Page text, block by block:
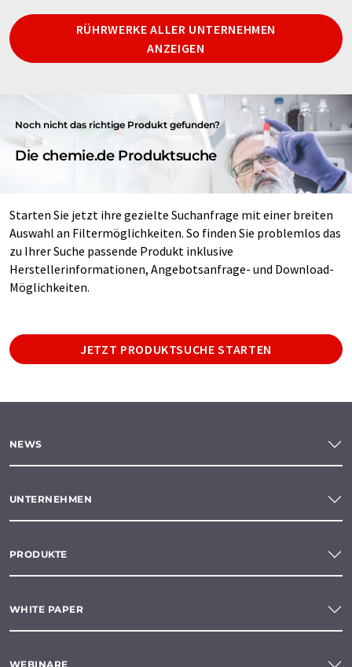
RÜHRWERKE ALLER UNTERNEHMEN
ANZEIGEN
Noch nicht das richtige Produkt gefunden?
Die chemie.de Produktsuche
Starten Sie jetzt ihre gezielte Suchanfrage mit einer breiten
Auswahl an Filtermöglichkeiten. So finden Sie problemlos das
zu Ihrer Suche passende Produkt inklusive
Herstellerinformationen, Angebotsanfrage- und Download-
Möglichkeiten.
JETZT PRODUKTSUCHE STARTEN
NEWS
UNTERNEHMEN
PRODUKTE
WHITE PAPER
WEBINARE